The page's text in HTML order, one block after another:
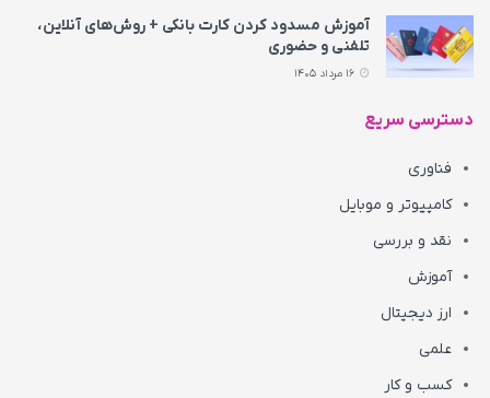
آموزش مسدود کردن کارت بانکی + روش‌های آنلاین،
تلفنی و حضوری
دسترسی سریع
فناوری
کامپیوتر و موبایل
نقد و بررسی
آموزش
ارز دیجیتال
علمی
کسب و کار